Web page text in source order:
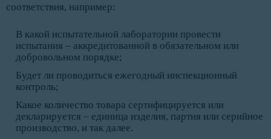
соответствия, например:
В какой испытательной лаборатории провести
испытания – аккредитованной в обязательном или
добровольном порядке;
Будет ли проводиться ежегодный инспекционный
контроль;
Какое количество товара сертифицируется или
декларируется – единица изделия, партия или серийное
производство, и так далее.